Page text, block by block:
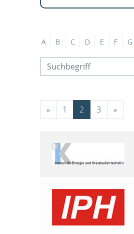
A B C D E F G
« 1 2 3 »